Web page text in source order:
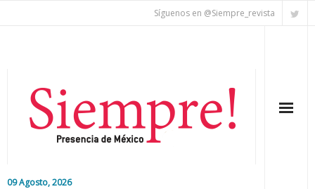
Síguenos en @Siempre_revista
09 Agosto, 2026